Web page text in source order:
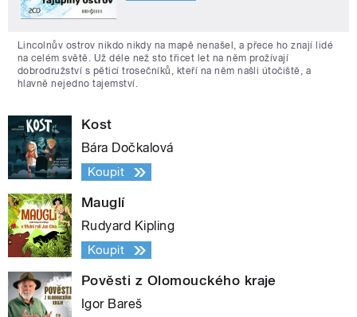
Lincolnův ostrov nikdo nikdy na mapě nenašel, a přece ho znají lidé
na celém světě. Už déle než sto třicet let na něm prožívají
dobrodružství s pěticí trosečníků, kteří na něm našli útočiště, a
hlavně nejedno tajemství.
Kost
Bára Dočkalová
Koupit
Mauglí
Rudyard Kipling
Koupit
Pověsti z Olomouckého kraje
Igor Bareš